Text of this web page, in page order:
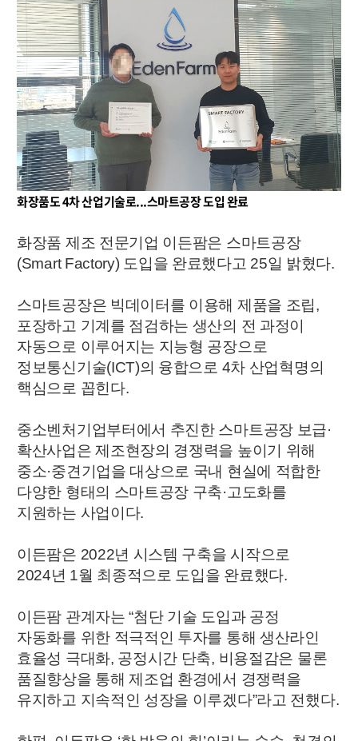
화장품도 4차 산업기술로...스마트공장 도입 완료
화장품 제조 전문기업 이든팜은 스마트공장
(Smart Factory) 도입을 완료했다고 25일 밝혔다.
스마트공장은 빅데이터를 이용해 제품을 조립,
포장하고 기계를 점검하는 생산의 전 과정이
자동으로 이루어지는 지능형 공장으로
정보통신기술(ICT)의 융합으로 4차 산업혁명의
핵심으로 꼽힌다.
중소벤처기업부터에서 추진한 스마트공장 보급·
확산사업은 제조현장의 경쟁력을 높이기 위해
중소·중견기업을 대상으로 국내 현실에 적합한
다양한 형태의 스마트공장 구축·고도화를
지원하는 사업이다.
이든팜은 2022년 시스템 구축을 시작으로
2024년 1월 최종적으로 도입을 완료했다.
이든팜 관계자는 “첨단 기술 도입과 공정
자동화를 위한 적극적인 투자를 통해 생산라인
효율성 극대화, 공정시간 단축, 비용절감은 물론
품질향상을 통해 제조업 환경에서 경쟁력을
유지하고 지속적인 성장을 이루겠다”라고 전했다.